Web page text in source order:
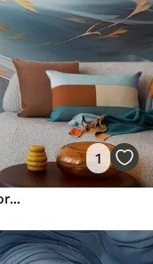
1
Abstracte bloem in zachte blauwe en oranje tinten